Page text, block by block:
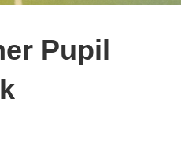
Pupil